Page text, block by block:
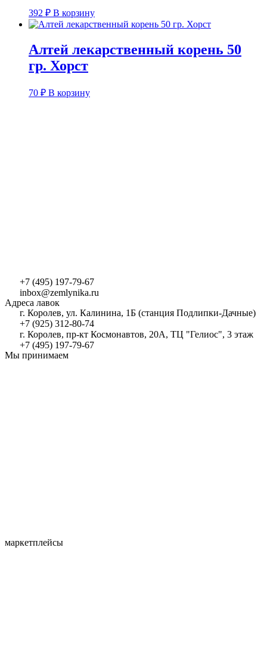
392 ₽ В корзину
Алтей лекарственный корень 50
гр. Хорст
70 ₽ В корзину
+7 (495) 197-79-67
inbox@zemlynika.ru
Адреса лавок
г. Королев, ул. Калинина, 1Б (станция Подлипки-Дачные)
+7 (925) 312-80-74
г. Королев, пр-кт Космонавтов, 20А, ТЦ "Гелиос", 3 этаж
+7 (495) 197-79-67
Мы принимаем
маркетплейсы